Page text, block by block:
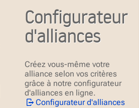
Configurateur
d'alliances
Créez vous-même votre
alliance selon vos critères
grâce à notre configurateur
d'alliances en ligne.
Configurateur d'alliances